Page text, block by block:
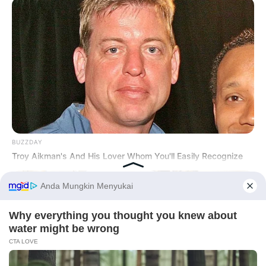
PRIVACY POLICY DISCLAIMER HUBUNGI KAMI IKLAN
BUZZDAY
Troy Aikman's And His Lover Whom You'll Easily Recognize
Before You Go